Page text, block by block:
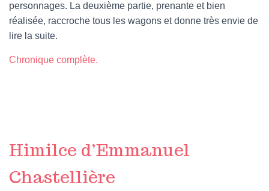
personnages. La deuxième partie, prenante et bien
réalisée, raccroche tous les wagons et donne très envie de
lire la suite.
Chronique complète.
Himilce d’Emmanuel
Chastellière